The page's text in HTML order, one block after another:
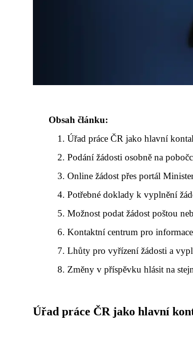
Obsah článku:
Úřad práce ČR jako hlavní
Podání žádosti osobně na
Online žádost přes portál
Potřebné doklady k vyplnění
Možnost podat žádost poštou
Kontaktní centrum pro
Lhůty pro vyřízení žádosti a
Změny v příspěvku hlásit na
Úřad práce ČR jako hlavní